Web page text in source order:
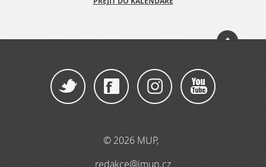
© 2026 MUP,
redakce@imup.cz